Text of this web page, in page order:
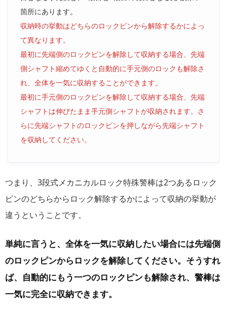
箇所にあります。
収納時の挙動はどちらのロックピンから解除するかによっ
て異なります。
最初に先端側のロックピンを解除して収納する場合、先端
側シャフト縮めてゆくと自動的に手元側のロックも解除さ
れ、全体を一気に収納することができます。
最初に手元側のロックピンを解除して収納する場合、先端
シャフトは伸びたまま手元側シャフトが収納されます。さ
らに先端シャフトのロックピンを押しながら先端シャフト
を収納してください。
つまり、3段式メカニカルロック特殊警棒は2つあるロック
ピンのどちらからロック解除するかによって収納の挙動が
違うということです。
単純に言うと、全体を一気に収納したい場合には先端側
のロックピンからロックを解除してください。そうすれ
ば、自動的にもう一つのロックピンも解除され、警棒は
一気に完全に収納できます。